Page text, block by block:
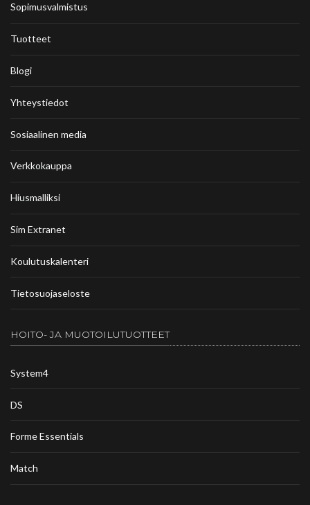
Sopimusvalmistus
Tuotteet
Blogi
Yhteystiedot
Sosiaalinen media
Verkkokauppa
Hiusmalliksi
Sim Extranet
Koulutuskalenteri
Tietosuojaseloste
HOITO- JA MUOTOILUTUOTTEET
System4
DS
Forme Essentials
Match